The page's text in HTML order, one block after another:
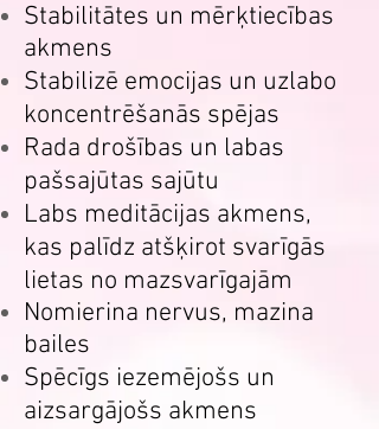
Stabilitātes un mērķtiecības
akmens
Stabilizē emocijas un uzlabo
koncentrēšanās spējas
Rada drošības un labas
pašsajūtas sajūtu
Labs meditācijas akmens,
kas palīdz atšķirot svarīgās
lietas no mazsvarīgajām
Nomierina nervus, mazina
bailes
Spēcīgs iezemējošs un
aizsargājošs akmens